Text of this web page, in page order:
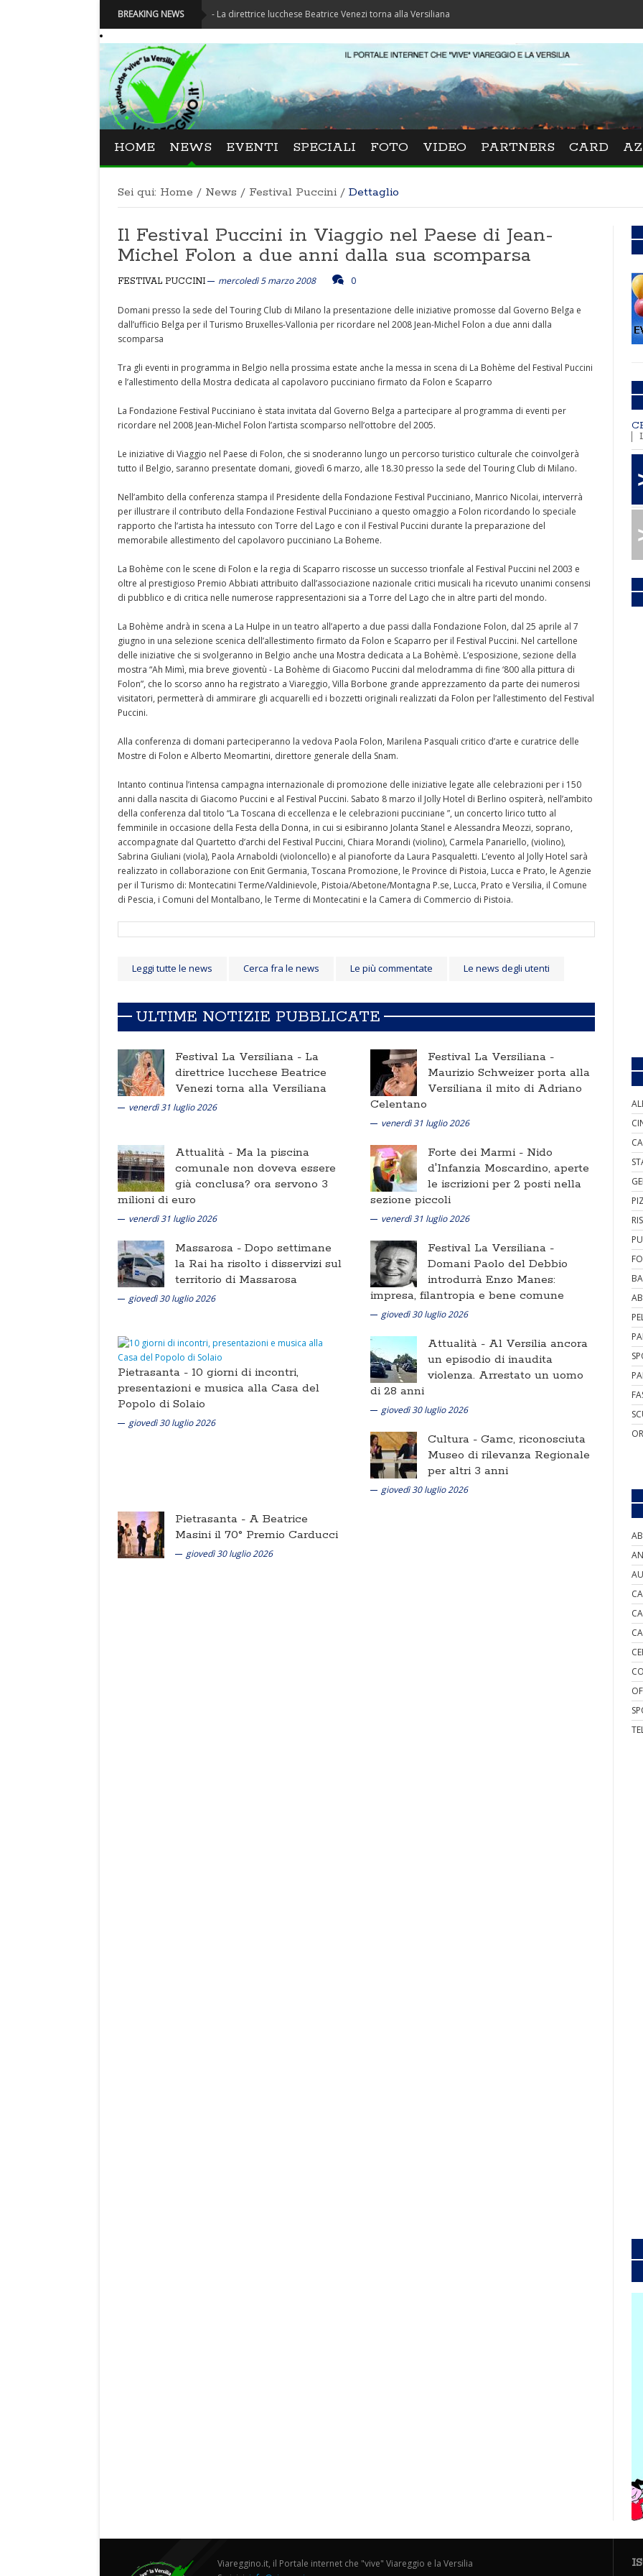
BREAKING NEWS
Festival La Versiliana - La direttrice lucchese Beatrice Venezi torna alla Versiliana
HOME NEWS EVENTI SPECIALI FOTO VIDEO PARTNERS CARD
Sei qui: Home / News / Festival Puccini / Dettaglio
Il Festival Puccini in Viaggio nel Paese di Jean-
Michel Folon a due anni dalla sua scomparsa
FESTIVAL PUCCINI mercoledì 5 marzo 2008 0
Domani presso la sede del Touring Club di Milano la presentazione delle iniziative promosse dal Governo Belga e
dall’ufficio Belga per il Turismo Bruxelles-Vallonia per ricordare nel 2008 Jean-Michel Folon a due anni dalla
scomparsa
Tra gli eventi in programma in Belgio nella prossima estate anche la messa in scena di La Bohème del Festival Puccini
e l’allestimento della Mostra dedicata al capolavoro pucciniano firmato da Folon e Scaparro
La Fondazione Festival Pucciniano è stata invitata dal Governo Belga a partecipare al programma di eventi per
ricordare nel 2008 Jean-Michel Folon l’artista scomparso nell’ottobre del 2005.
Le iniziative di Viaggio nel Paese di Folon, che si snoderanno lungo un percorso turistico culturale che coinvolgerà
tutto il Belgio, saranno presentate domani, giovedì 6 marzo, alle 18.30 presso la sede del Touring Club di Milano.
Nell’ambito della conferenza stampa il Presidente della Fondazione Festival Pucciniano, Manrico Nicolai, interverrà
per illustrare il contributo della Fondazione Festival Pucciniano a questo omaggio a Folon ricordando lo speciale
rapporto che l’artista ha intessuto con Torre del Lago e con il Festival Puccini durante la preparazione del
memorabile allestimento del capolavoro pucciniano La Boheme.
La Bohème con le scene di Folon e la regia di Scaparro riscosse un successo trionfale al Festival Puccini nel 2003 e
oltre al prestigioso Premio Abbiati attribuito dall’associazione nazionale critici musicali ha ricevuto unanimi consensi
di pubblico e di critica nelle numerose rappresentazioni sia a Torre del Lago che in altre parti del mondo.
La Bohème andrà in scena a La Hulpe in un teatro all’aperto a due passi dalla Fondazione Folon, dal 25 aprile al 7
giugno in una selezione scenica dell’allestimento firmato da Folon e Scaparro per il Festival Puccini. Nel cartellone
delle iniziative che si svolgeranno in Belgio anche una Mostra dedicata a La Bohèmè. L’esposizione, sezione della
mostra “Ah Mimì, mia breve gioventù - La Bohème di Giacomo Puccini dal melodramma di fine ‘800 alla pittura di
Folon”, che lo scorso anno ha registrato a Viareggio, Villa Borbone grande apprezzamento da parte dei numerosi
visitatori, permetterà di ammirare gli acquarelli ed i bozzetti originali realizzati da Folon per l’allestimento del Festival
Puccini.
Alla conferenza di domani parteciperanno la vedova Paola Folon, Marilena Pasquali critico d’arte e curatrice delle
Mostre di Folon e Alberto Meomartini, direttore generale della Snam.
Intanto continua l’intensa campagna internazionale di promozione delle iniziative legate alle celebrazioni per i 150
anni dalla nascita di Giacomo Puccini e al Festival Puccini. Sabato 8 marzo il Jolly Hotel di Berlino ospiterà, nell’ambito
della conferenza dal titolo “La Toscana di eccellenza e le celebrazioni pucciniane ”, un concerto lirico tutto al
femminile in occasione della Festa della Donna, in cui si esibiranno Jolanta Stanel e Alessandra Meozzi, soprano,
accompagnate dal Quartetto d’archi del Festival Puccini, Chiara Morandi (violino), Carmela Panariello, (violino),
Sabrina Giuliani (viola), Paola Arnaboldi (violoncello) e al pianoforte da Laura Pasqualetti. L’evento al Jolly Hotel sarà
realizzato in collaborazione con Enit Germania, Toscana Promozione, le Province di Pistoia, Lucca e Prato, le Agenzie
per il Turismo di: Montecatini Terme/Valdinievole, Pistoia/Abetone/Montagna P.se, Lucca, Prato e Versilia, il Comune
di Pescia, i Comuni del Montalbano, le Terme di Montecatini e la Camera di Commercio di Pistoia.
Leggi tutte le news Cerca fra le news Le più commentate Le news degli utenti
ULTIME NOTIZIE PUBBLICATE
Festival La Versiliana - La
direttrice lucchese Beatrice
Venezi torna alla Versiliana
venerdì 31 luglio 2026
Festival La Versiliana -
Maurizio Schweizer porta alla
Versiliana il mito di Adriano
Celentano
venerdì 31 luglio 2026
Attualità - Ma la piscina
comunale non doveva essere
già conclusa? ora servono 3
milioni di euro
venerdì 31 luglio 2026
Forte dei Marmi - Nido
d'Infanzia Moscardino, aperte
le iscrizioni per 2 posti nella
sezione piccoli
venerdì 31 luglio 2026
Massarosa - Dopo settimane
la Rai ha risolto i disservizi sul
territorio di Massarosa
giovedì 30 luglio 2026
Festival La Versiliana -
Domani Paolo del Debbio
introdurrà Enzo Manes:
impresa, filantropia e bene comune
giovedì 30 luglio 2026
Pietrasanta - 10 giorni di incontri,
presentazioni e musica alla Casa del
Popolo di Solaio
giovedì 30 luglio 2026
Attualità - Al Versilia ancora
un episodio di inaudita
violenza. Arrestato un uomo
di 28 anni
giovedì 30 luglio 2026
Cultura - Gamc, riconosciuta
Museo di rilevanza Regionale
per altri 3 anni
giovedì 30 luglio 2026
Pietrasanta - A Beatrice
Masini il 70° Premio Carducci
giovedì 30 luglio 2026
Viareggino.it, il Portale internet che "vive" Viareggio e la Versilia